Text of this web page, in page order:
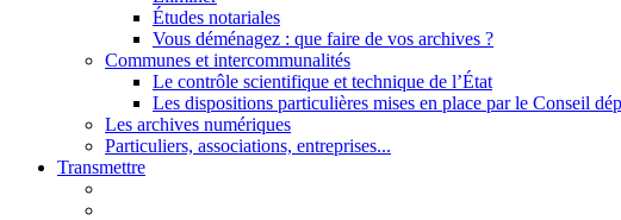
Études notariales
Vous déménagez : que faire de vos archives ?
Communes et intercommunalités
Le contrôle scientifique et technique de l’État
Les dispositions particulières mises en place par le Conseil
Les archives numériques
Particuliers, associations, entreprises...
Transmettre